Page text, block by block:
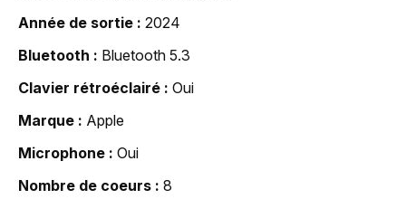
Année de sortie
2024
Bluetooth
Bluetooth 5.3
Clavier rétroéclairé
Oui
Marque
Apple
Microphone
Oui
Nombre de coeurs
8